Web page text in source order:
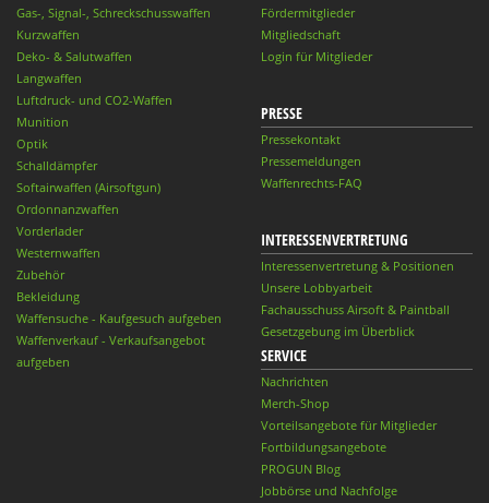
Gas-, Signal-, Schreckschusswaffen
Kurzwaffen
Deko- & Salutwaffen
Langwaffen
Luftdruck- und CO2-Waffen
Munition
Optik
Schalldämpfer
Softairwaffen (Airsoftgun)
Ordonnanzwaffen
Vorderlader
Westernwaffen
Zubehör
Bekleidung
Waffensuche - Kaufgesuch aufgeben
Waffenverkauf - Verkaufsangebot
aufgeben
Fördermitglieder
Mitgliedschaft
Login für Mitglieder
PRESSE
Pressekontakt
Pressemeldungen
Waffenrechts-FAQ
INTERESSENVERTRETUNG
Interessenvertretung & Positionen
Unsere Lobbyarbeit
Fachausschuss Airsoft & Paintball
Gesetzgebung im Überblick
SERVICE
Nachrichten
Merch-Shop
Vorteilsangebote für Mitglieder
Fortbildungsangebote
PROGUN Blog
Jobbörse und Nachfolge